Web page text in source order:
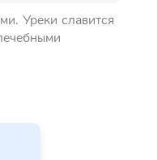
Уреки славится